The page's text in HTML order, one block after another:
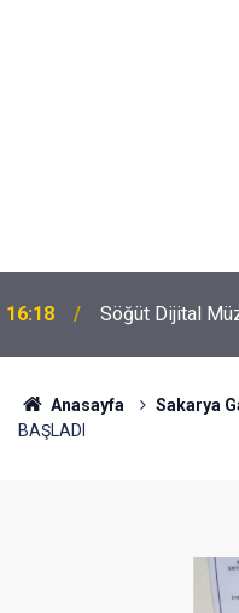
16:18 Söğüt Dijital
Anasayfa Sakarya
BAŞLADI